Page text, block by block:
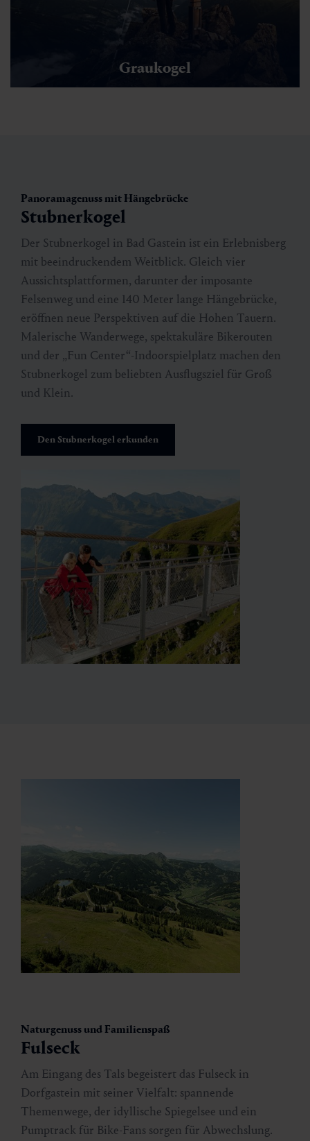
Graukogel
Panoramagenuss mit Hängebrücke
Stubnerkogel
Der Stubnerkogel in Bad Gastein ist ein Erlebnisberg
mit beeindruckendem Weitblick. Gleich vier
Aussichtsplattformen, darunter der imposante
Felsenweg und eine 140 Meter lange Hängebrücke,
eröffnen neue Perspektiven auf die Hohen Tauern.
Malerische Wanderwege, spektakuläre Bikerouten
und der „Fun Center“-Indoorspielplatz machen den
Stubnerkogel zum beliebten Ausflugsziel für Groß
und Klein.
Den Stubnerkogel erkunden
Naturgenuss und Familienspaß
Fulseck
Am Eingang des Tals begeistert das Fulseck in
Dorfgastein mit seiner Vielfalt: spannende
Themenwege, der idyllische Spiegelsee und ein
Pumptrack für Bike-Fans sorgen für Abwechslung.